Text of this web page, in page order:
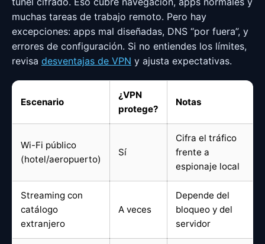
muchas tareas de trabajo remoto. Pero hay
excepciones: apps mal diseñadas, DNS “por fuera”, y
errores de configuración. Si no entiendes los límites,
revisa desventajas de VPN y ajusta expectativas.
Escenario
¿VPN
protege?
Notas
Wi-Fi público
(hotel/aeropuerto)
Sí
Cifra el tráfico
frente a
espionaje local
Streaming con
catálogo
extranjero
A veces
Depende del
bloqueo y del
servidor